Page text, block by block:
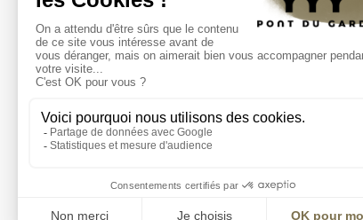
événements
Venez découvrir nos spectacles,